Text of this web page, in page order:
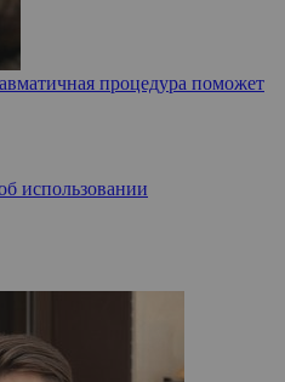
процедура поможет
использовании